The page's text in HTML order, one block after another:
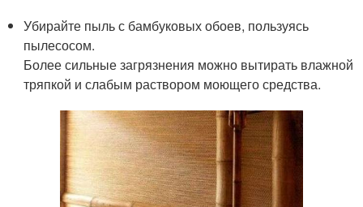
Убирайте пыль с бамбуковых обоев, пользуясь
пылесосом.
Более сильные загрязнения можно вытирать влажной
тряпкой и слабым раствором моющего средства.